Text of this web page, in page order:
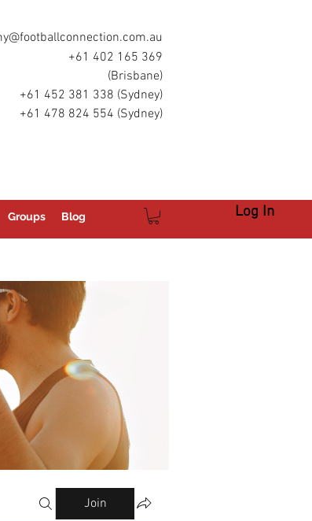
+61 402 165 369
(Brisbane)
+61 452 381 338 (Sydney)
+61 478 824 554 (Sydney)
Groups Blog Log In
Join